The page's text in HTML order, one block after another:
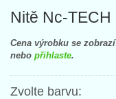
Nitě Nc-TECH
Cena výrobku se
nebo přihlaste.
Zvolte barvu: